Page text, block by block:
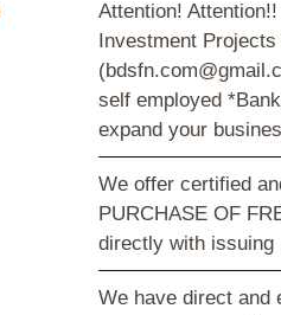
Attention!
Investment
self employed
expand your
We offer certified
PURCHASE OF
directly with issuing
We have direct and